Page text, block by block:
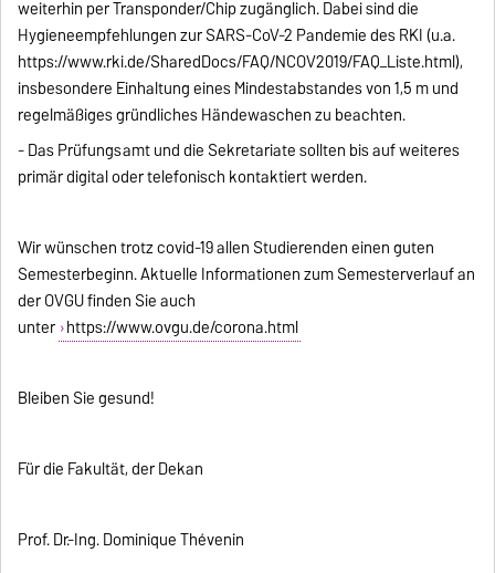
weiterhin per Transponder/Chip zugänglich. Dabei sind die
Hygieneempfehlungen zur SARS-CoV-2 Pandemie des RKI (u.a.
https://www.rki.de/SharedDocs/FAQ/NCOV2019/FAQ_Liste.html),
insbesondere Einhaltung eines Mindestabstandes von 1,5 m und
regelmäßiges gründliches Händewaschen zu beachten.
‐ Das Prüfungsamt und die Sekretariate sollten bis auf weiteres
primär digital oder telefonisch kontaktiert werden.
Wir wünschen trotz covid-19 allen Studierenden einen guten
Semesterbeginn. Aktuelle Informationen zum Semesterverlauf an
der OVGU finden Sie auch
unter https://www.ovgu.de/corona.html
Bleiben Sie gesund!
Für die Fakultät, der Dekan
Prof. Dr.-Ing. Dominique Thévenin